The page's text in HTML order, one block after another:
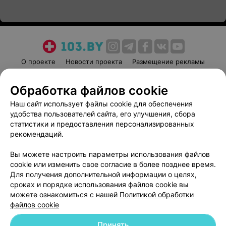
О проекте Новости проекта
Размещение рекламы
Пользовательское соглашение
Способы оплаты
Вакансии
Партнеры
Написать руководителю 103.by
Обработка персональных данных
Обработка файлов cookie
Наш сайт использует файлы cookie для обеспечения
удобства пользователей сайта, его улучшения, сбора
статистики и предоставления персонализированных
рекомендаций.
Вы можете настроить параметры использования файлов
cookie или изменить свое согласие в более позднее время.
Для получения дополнительной информации о целях,
сроках и порядке использования файлов cookie вы
можете ознакомиться с нашей Политикой обработки
файлов cookie